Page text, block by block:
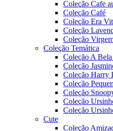
Coleção Cafe
Coleção Café
Coleção Era
Coleção
Coleção
Coleção Temática
Coleção A Bela
Coleção
Coleção Harry
Coleção
Coleção
Coleção
Coleção
Cute
Coleção